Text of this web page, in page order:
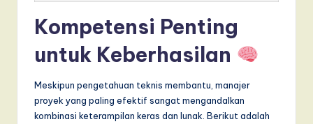
Kompetensi Penting
untuk Keberhasilan
Meskipun pengetahuan teknis membantu, manajer
proyek yang paling efektif sangat mengandalkan
kombinasi keterampilan keras dan lunak. Berikut adalah